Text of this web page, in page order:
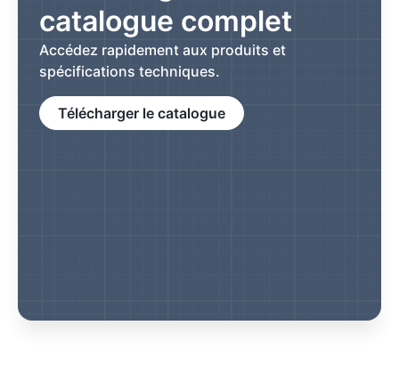
catalogue complet
Accédez rapidement aux produits et
spécifications techniques.
Télécharger le catalogue